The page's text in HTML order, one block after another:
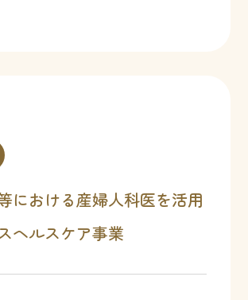
における産婦人科医を活用
ヘルスケア事業